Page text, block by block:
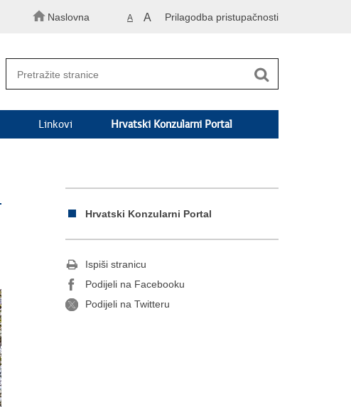
Naslovna A A Prilagodba pristupačnosti
Linkovi Hrvatski Konzularni Portal
Hrvatski Konzularni Portal
Ispiši stranicu
Podijeli na Facebooku
Podijeli na Twitteru